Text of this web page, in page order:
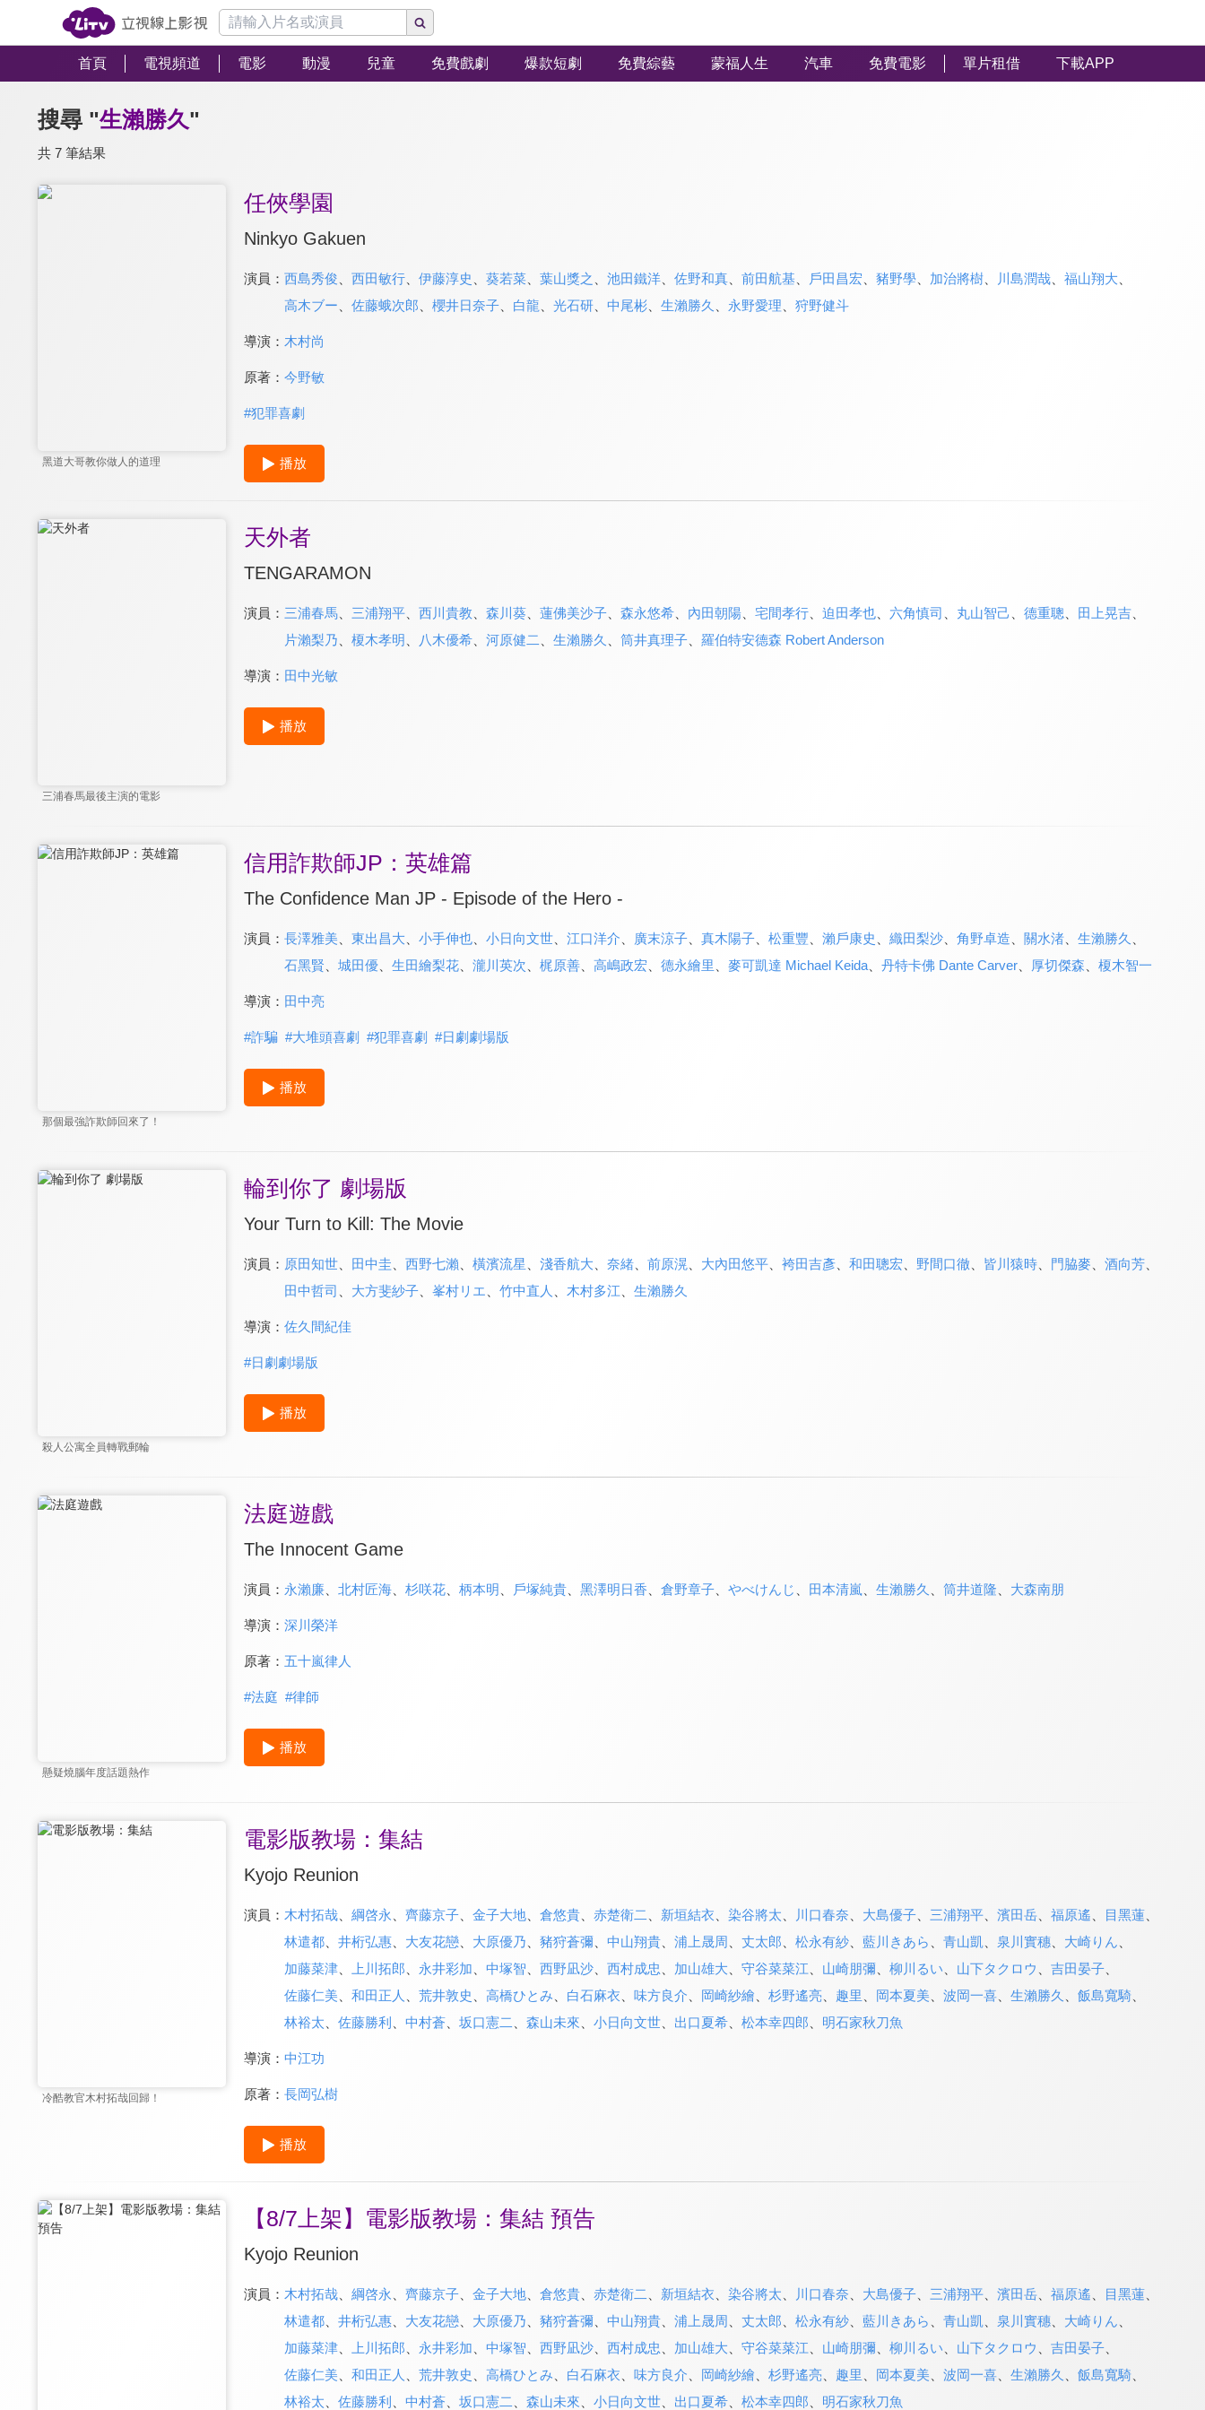
首頁 電視頻道 電影 動漫 兒童 免費戲劇 爆款短劇 免費綜藝 蒙福人生 汽車 免費電影 單片租借 下載APP
搜尋 "生瀨勝久"
共 7 筆結果
黑道大哥教你做人的道理
任俠學園
Ninkyo Gakuen
演員： 西島秀俊 西田敏行、 伊藤淳史 葵若菜、 葉山獎之 池田鐵洋、 佐野和真、 前田航基 戶田昌宏 豬野學、 加治將樹、 川島潤哉、 福山翔大
高木ブー
佐藤蛾次郎 櫻井日奈子、 白龍 光石研、 中尾彬、 生瀨勝久 永野愛理 狩野健斗
導演： 木村尚
原著： 今野敏
#犯罪喜劇
播放
三浦春馬最後主演的電影
天外者
TENGARAMON
演員： 三浦春馬、 三浦翔平、 西川貴教 森川葵、 蓮佛美沙子、 森永悠希、 內田朝陽、 宅間孝行、 迫田孝也、 六角慎司 丸山智己 德重聰 田上晃吉、
片瀨梨乃
榎木孝明 八木優希、 河原健二 生瀨勝久 筒井真理子、 羅伯特安德森 Robert Anderson
導演： 田中光敏
播放
那個最強詐欺師回來了！
信用詐欺師JP：英雄篇
The Confidence Man JP - Episode of the Hero -
演員： 長澤雅美 東出昌大 小手伸也、 小日向文世、 江口洋介 廣末涼子、 真木陽子、 松重豐 瀨戶康史 織田梨沙、 角野卓造 關水渚、 生瀨勝久
石黑賢
城田優、 生田繪梨花、 瀧川英次 梶原善、 高嶋政宏 德永繪里 麥可凱達 Michael Keida、 丹特卡佛 Dante Carver、 厚切傑森 榎木智一
導演： 田中亮
#詐騙 #大堆頭喜劇 #犯罪喜劇 #日劇劇場版
播放
殺人公寓全員轉戰郵輪
輪到你了 劇場版
Your Turn to Kill: The Movie
演員： 原田知世、 田中圭 西野七瀨 橫濱流星 淺香航大 奈緒、 前原滉 大內田悠平、 袴田吉彥、 和田聰宏 野間口徹 皆川猿時、 門脇麥 酒向芳、
田中哲司
大方斐紗子、 峯村リエ 竹中直人 木村多江 生瀨勝久
導演： 佐久間紀佳
#日劇劇場版
播放
懸疑燒腦年度話題熱作
法庭遊戲
The Innocent Game
演員： 永瀨廉、 北村匠海、 杉咲花、 柄本明 戶塚純貴、 黑澤明日香 倉野章子、 やべけんじ 田本清嵐 生瀨勝久 筒井道隆 大森南朋
導演： 深川榮洋
原著： 五十嵐律人
#法庭 #律師
播放
冷酷教官木村拓哉回歸！
電影版教場：集結
Kyojo Reunion
演員： 木村拓哉、 綱啓永 齊藤京子、 金子大地、 倉悠貴、 赤楚衛二 新垣結衣 染谷將太 川口春奈 大島優子、 三浦翔平、 濱田岳、 福原遙 目黑蓮、
林遣都、 井桁弘惠、 大友花戀、 大原優乃 豬狩蒼彌、 中山翔貴、 浦上晟周 丈太郎 松永有紗、 藍川きあら 青山凱 泉川實穗、 大崎りん
加藤菜津、 上川拓郎 永井彩加 中塚智 西野凪沙、 西村成忠 加山雄大 守谷菜菜江 山崎朋彌、 柳川るい 山下タクロウ 吉田晏子、
佐藤仁美
和田正人 荒井敦史 高橋ひとみ 白石麻衣 味方良介 岡崎紗繪 杉野遙亮、 趣里 岡本夏美 波岡一喜、 生瀨勝久 飯島寬騎、
林裕太
佐藤勝利 中村蒼、 坂口憲二 森山未來 小日向文世、 出口夏希、 松本幸四郎 明石家秋刀魚
導演： 中江功
原著： 長岡弘樹
播放
【8/7上架】電影版教場：集結 預告
Kyojo Reunion
演員： 木村拓哉、 綱啓永 齊藤京子、 金子大地、 倉悠貴、 赤楚衛二 新垣結衣 染谷將太 川口春奈 大島優子、 三浦翔平、 濱田岳、 福原遙 目黑蓮、
林遣都、 井桁弘惠、 大友花戀、 大原優乃 豬狩蒼彌、 中山翔貴、 浦上晟周 丈太郎 松永有紗、 藍川きあら 青山凱 泉川實穗、 大崎りん
加藤菜津、 上川拓郎 永井彩加 中塚智 西野凪沙、 西村成忠 加山雄大 守谷菜菜江 山崎朋彌、 柳川るい 山下タクロウ 吉田晏子、
佐藤仁美
和田正人 荒井敦史 高橋ひとみ 白石麻衣 味方良介 岡崎紗繪 杉野遙亮、 趣里 岡本夏美 波岡一喜、 生瀨勝久 飯島寬騎、
林裕太
佐藤勝利 中村蒼、 坂口憲二 森山未來 小日向文世、 出口夏希、 松本幸四郎 明石家秋刀魚